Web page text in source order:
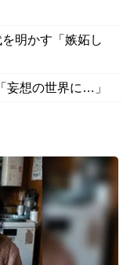
明かす「嫉妬し
妄想の世界に…」